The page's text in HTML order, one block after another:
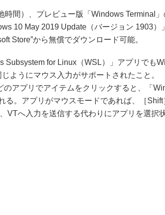
間）、プレビュー版「Windows Terminal
10 May 2019 Update（バージョン 1903）
Store”から無償でダウンロード可能。
for Linux（WSL）」アプリでも
ようにマウス入力がサポートされたこと。
のアプリでアイテムをクリックすると、「
る。アプリがマウスモードであれば、［Shift
VTへ入力を送信する代わりにアプリを選択